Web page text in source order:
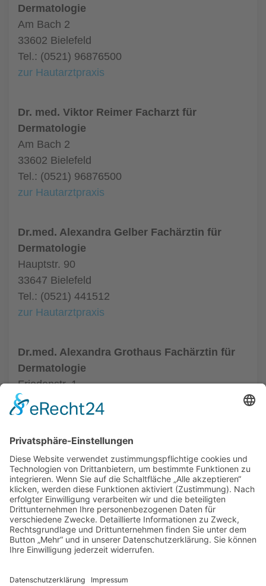
Dermatologie
Am Bach 2
33602 Bielefeld
Tel.: (0521) 96876500
zur Hautarztpraxis
Dr. med. Viktor Reimer Facharzt für
Dermatologie
Am Bach 2
33602 Bielefeld
Tel.: (0521) 96876500
zur Hautarztpraxis
Dr.med. Alexandra Gelber Fachärztin für
Dermatologie
Hauptstr. 90
33647 Bielefeld
Tel.: (0521) 441512
zur Hautarztpraxis
Dr.med. Alexandra Grothaus Fachärztin für
Dermatologie
Friedenstr. 1
33602 Bielefeld
Tel.: (0521) 68004
ALLGEMEIN
HAUTÄRZTE
HAUTÄRZTE